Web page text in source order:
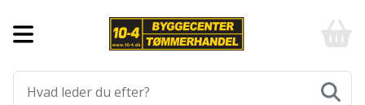
Aluprofiler
Gulve
-
billigt